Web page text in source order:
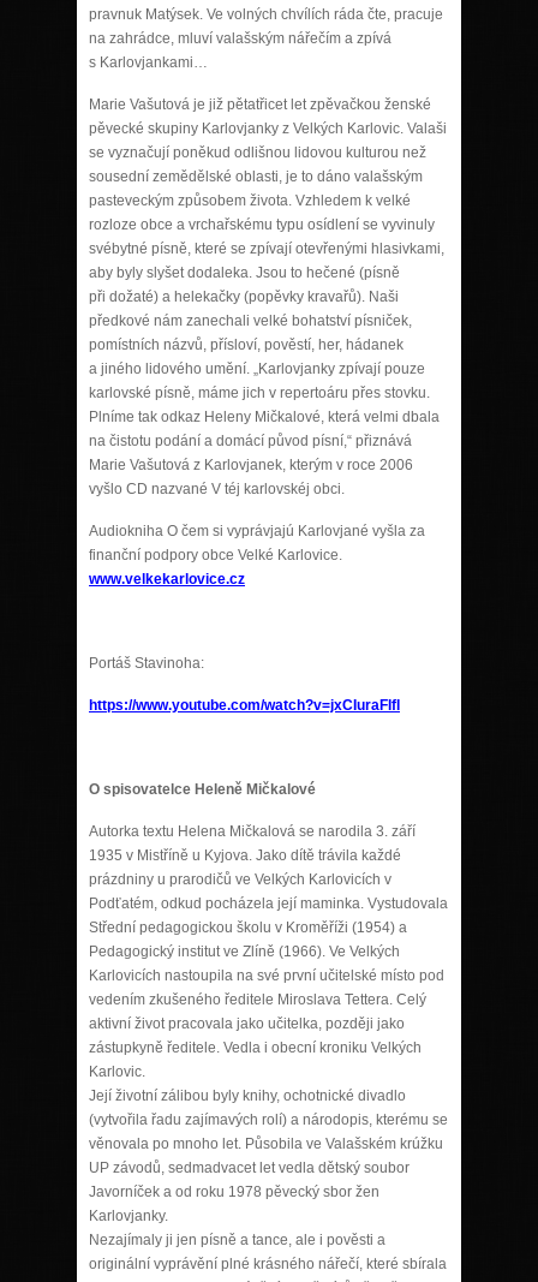
pravnuk Matýsek. Ve volných chvílích ráda čte, pracuje
na zahrádce, mluví valašským nářečím a zpívá
s Karlovjankami…
Marie Vašutová je již pětatřicet let zpěvačkou ženské
pěvecké skupiny Karlovjanky z Velkých Karlovic. Valaši
se vyznačují poněkud odlišnou lidovou kulturou než
sousední zemědělské oblasti, je to dáno valašským
pasteveckým způsobem života. Vzhledem k velké
rozloze obce a vrchařskému typu osídlení se vyvinuly
svébytné písně, které se zpívají otevřenými hlasivkami,
aby byly slyšet dodaleka. Jsou to hečené (písně
při dožaté) a helekačky (popěvky kravařů). Naši
předkové nám zanechali velké bohatství písniček,
pomístních názvů, přísloví, pověstí, her, hádanek
a jiného lidového umění. „Karlovjanky zpívají pouze
karlovské písně, máme jich v repertoáru přes stovku.
Plníme tak odkaz Heleny Mičkalové, která velmi dbala
na čistotu podání a domácí původ písní,“ přiznává
Marie Vašutová z Karlovjanek, kterým v roce 2006
vyšlo CD nazvané V téj karlovskéj obci.
Audiokniha O čem si vyprávjajú Karlovjané vyšla za
finanční podpory obce Velké Karlovice.
www.velkekarlovice.cz
Portáš Stavinoha:
https://www.youtube.com/watch?v=jxCIuraFIfI
O spisovatelce Heleně Mičkalové
Autorka textu Helena Mičkalová se narodila 3. září
1935 v Mistříně u Kyjova. Jako dítě trávila každé
prázdniny u prarodičů ve Velkých Karlovicích v
Podťatém, odkud pocházela její maminka. Vystudovala
Střední pedagogickou školu v Kroměříži (1954) a
Pedagogický institut ve Zlíně (1966). Ve Velkých
Karlovicích nastoupila na své první učitelské místo pod
vedením zkušeného ředitele Miroslava Tettera. Celý
aktivní život pracovala jako učitelka, později jako
zástupkyně ředitele. Vedla i obecní kroniku Velkých
Karlovic.
Její životní zálibou byly knihy, ochotnické divadlo
(vytvořila řadu zajímavých rolí) a národopis, kterému se
věnovala po mnoho let. Působila ve Valašském krúžku
UP závodů, sedmadvacet let vedla dětský soubor
Javorníček a od roku 1978 pěvecký sbor žen
Karlovjanky.
Nezajímaly ji jen písně a tance, ale i pověsti a
originální vyprávění plné krásného nářečí, které sbírala